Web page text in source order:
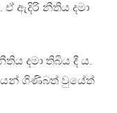
ඇදිරි නීතිය දමා
දමා තිබිය දී ය.
ගිණිබත් වුයේත්